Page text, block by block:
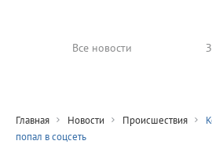
Все новости
Главная Новости Происшествия
попал в соцсеть